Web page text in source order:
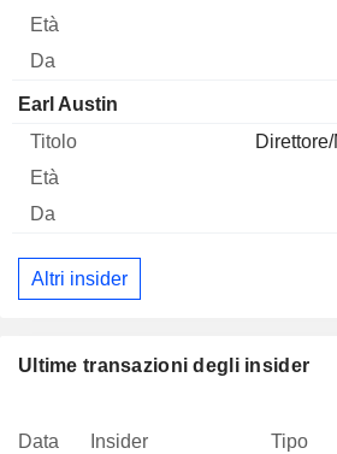
Earl Austin
Altri insider
Ultime transazioni degli insider
Data Insider Tipo